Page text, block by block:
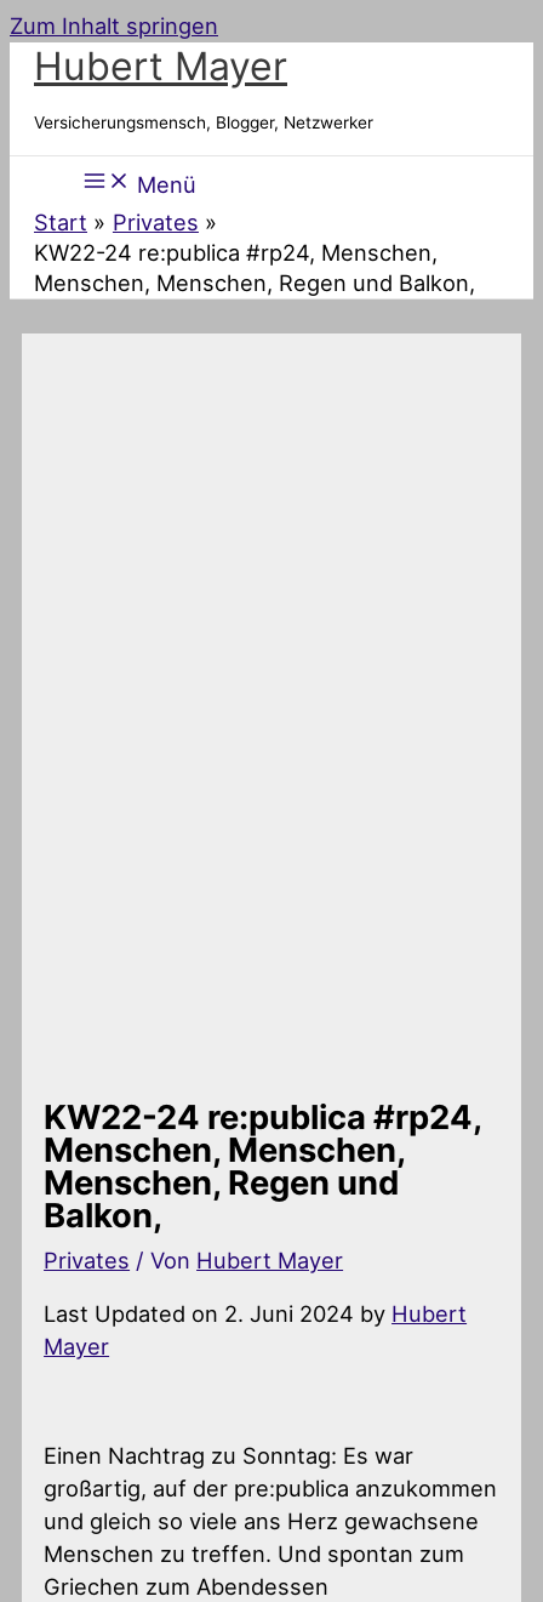
Zum Inhalt springen
Hubert Mayer
Versicherungsmensch, Blogger, Netzwerker
Menü
Start
Privates
KW22-24 re:publica #rp24, Menschen,
Menschen, Menschen, Regen und Balkon,
KW22-24 re:publica #rp24,
Menschen, Menschen,
Menschen, Regen und
Balkon,
Privates / Von Hubert Mayer
Last Updated on 2. Juni 2024 by Hubert
Mayer
Einen Nachtrag zu Sonntag: Es war
großartig, auf der pre:publica anzukommen
und gleich so viele ans Herz gewachsene
Menschen zu treffen. Und spontan zum
Griechen zum Abendessen